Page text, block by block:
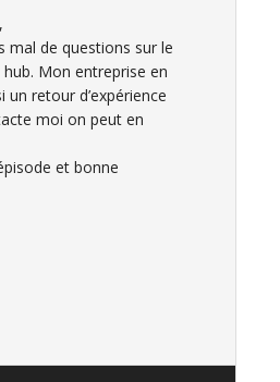
mal de questions sur le
Mon entreprise en
un retour d’expérience
moi on peut en
et bonne